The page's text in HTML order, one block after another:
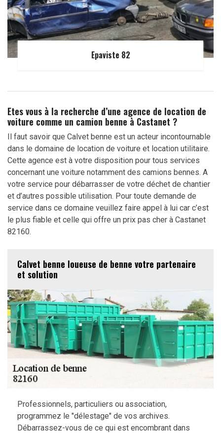
Epaviste 82
Etes vous à la recherche d’une agence de location de
voiture comme un camion benne à Castanet ?
Il faut savoir que Calvet benne est un acteur incontournable
dans le domaine de location de voiture et location utilitaire.
Cette agence est à votre disposition pour tous services
concernant une voiture notamment des camions bennes. A
votre service pour débarrasser de votre déchet de chantier
et d’autres possible utilisation. Pour toute demande de
service dans ce domaine veuillez faire appel à lui car c’est
le plus fiable et celle qui offre un prix pas cher à Castanet
82160.
Calvet benne loueuse de benne votre partenaire
et solution
Professionnels, particuliers ou association,
programmez le "délestage" de vos archives.
Débarrassez-vous de ce qui est encombrant dans